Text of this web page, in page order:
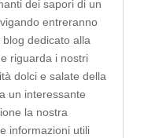
dei sapori di un
entreranno
dedicato alla
riguarda i nostri
dolci e salate della
un interessante
la nostra
informazioni utili